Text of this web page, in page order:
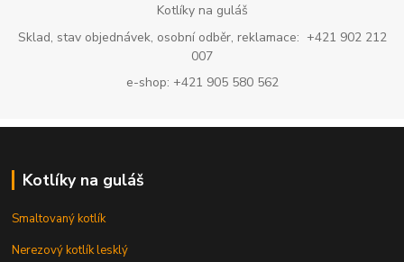
Kotlíky na guláš
Sklad, stav objednávek, osobní odběr, reklamace: +421 902 212
007
e-shop: +421 905 580 562
Kotlíky na guláš
Smaltovaný kotlík
Nerezový kotlík lesklý